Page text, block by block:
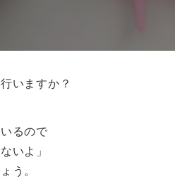
いますか？
るので
いよ」
う。